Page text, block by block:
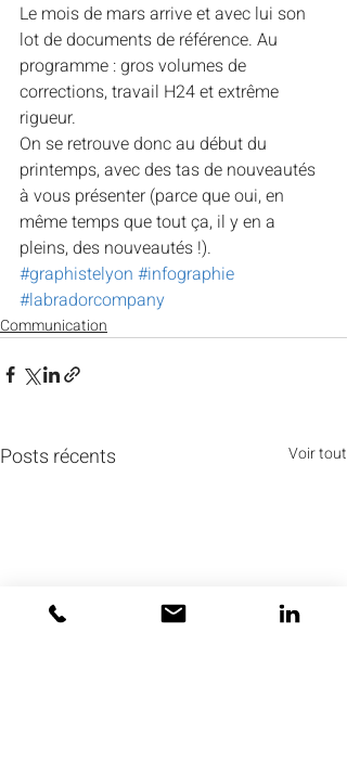
Le mois de mars arrive et avec lui son
lot de documents de référence. Au
programme : gros volumes de
corrections, travail H24 et extrême
rigueur.
On se retrouve donc au début du
printemps, avec des tas de nouveautés
à vous présenter (parce que oui, en
même temps que tout ça, il y en a
pleins, des nouveautés !).
#graphistelyon #infographie
#labradorcompany
Communication
Posts récents Voir tout